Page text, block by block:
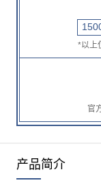
*以上
官
产品简介